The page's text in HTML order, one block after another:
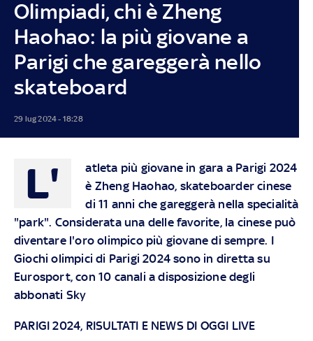
Olimpiadi, chi è Zheng
Haohao: la più giovane a
Parigi che gareggerà nello
skateboard
29 lug 2024 - 18:28
L'
atleta più giovane in gara a Parigi 2024
è Zheng Haohao, skateboarder cinese
di 11 anni che gareggerà nella specialità
"park". Considerata una delle favorite, la cinese può
diventare l'oro olimpico più giovane di sempre. I
Giochi olimpici di Parigi 2024 sono in diretta su
Eurosport, con 10 canali a disposizione degli
abbonati Sky
PARIGI 2024, RISULTATI E NEWS DI OGGI LIVE